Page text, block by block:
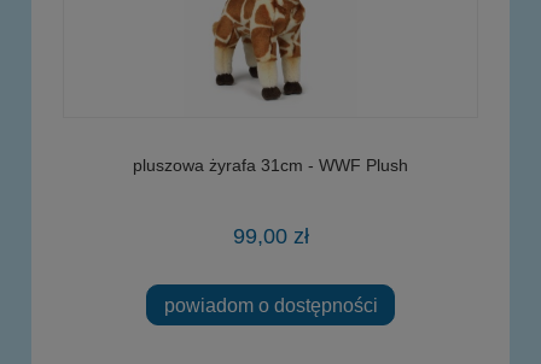
pluszowa żyrafa 31cm - WWF Plush
99,00 zł
powiadom o dostępności